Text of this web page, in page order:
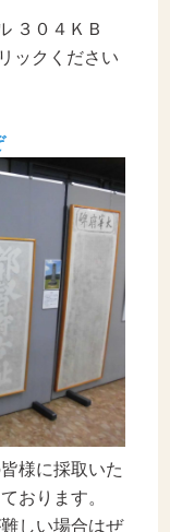
３０４ＫＢ
ックください
様に採取いた
おります。
しい場合はぜ